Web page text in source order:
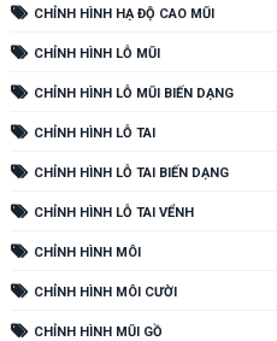
CHỈNH HÌNH HẠ ĐỘ CAO MŨI
CHỈNH HÌNH LỖ MŨI
CHỈNH HÌNH LỖ MŨI BIẾN DẠNG
CHỈNH HÌNH LỖ TAI
CHỈNH HÌNH LỖ TAI BIẾN DẠNG
CHỈNH HÌNH LỖ TAI VỂNH
CHỈNH HÌNH MÔI
CHỈNH HÌNH MÔI CƯỜI
CHỈNH HÌNH MŨI GỒ